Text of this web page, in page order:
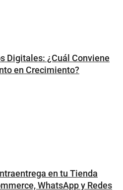
Digitales: ¿Cuál Conviene
en Crecimiento?
en tu Tienda
WhatsApp y Redes